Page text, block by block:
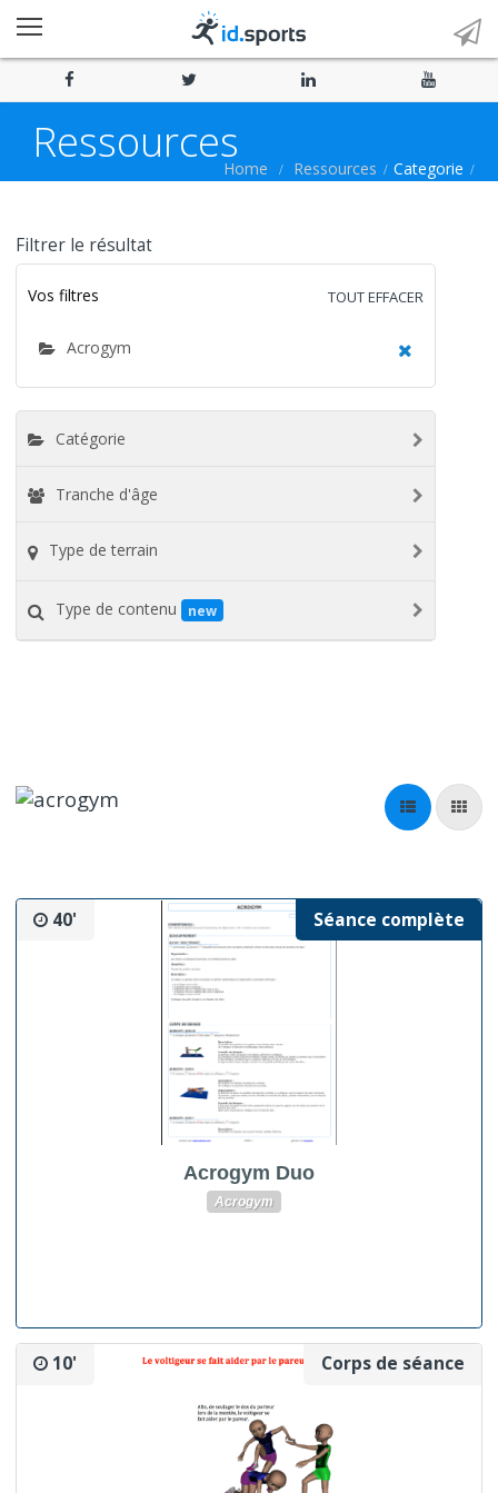
Home Ressources Categorie
Ressources
Filtrer le résultat
TOUT EFFACER
Vos filtres
Acrogym
Catégorie
Tranche d'âge
Type de terrain
Type de contenu new
Séance complète
40'
Acrogym Duo
Acrogym
Corps de séance
10'